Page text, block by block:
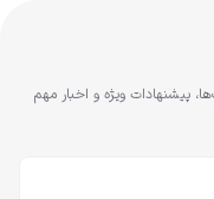
پیشنهادات ویژه و اخبار مهم